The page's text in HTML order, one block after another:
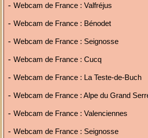
-Webcam de France : Valfréjus
-Webcam de France : Bénodet
-Webcam de France : Seignosse
-Webcam de France : Cucq
-Webcam de France : La Teste-de-Buch
-Webcam de France : Alpe du Grand
-Webcam de France : Valenciennes
-Webcam de France : Seignosse